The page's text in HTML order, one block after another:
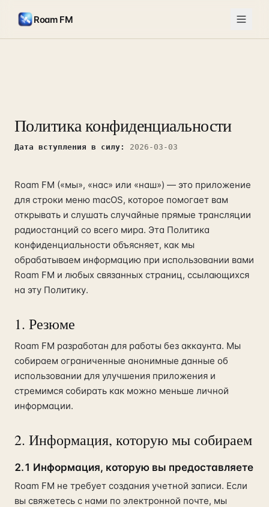
Roam FM
Политика конфиденциальности
Дата вступления в силу: 2026-03-03
Roam FM («мы», «нас» или «наш») — это приложение
для строки меню macOS, которое помогает вам
открывать и слушать случайные прямые трансляции
радиостанций со всего мира. Эта Политика
конфиденциальности объясняет, как мы
обрабатываем информацию при использовании вами
Roam FM и любых связанных страниц, ссылающихся
на эту Политику.
1. Резюме
Roam FM разработан для работы без аккаунта. Мы
собираем ограниченные анонимные данные об
использовании для улучшения приложения и
стремимся собирать как можно меньше личной
информации.
2. Информация, которую мы собираем
2.1 Информация, которую вы предоставляете
Roam FM не требует создания учетной записи. Если
вы свяжетесь с нами по электронной почте, мы